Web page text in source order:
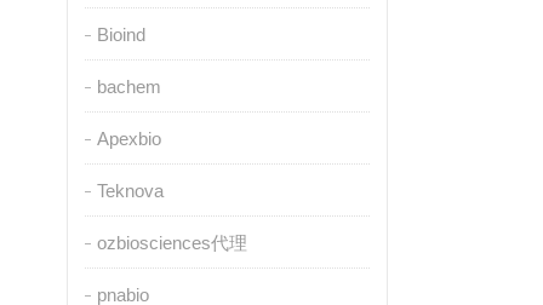
Bioind
bachem
Apexbio
Teknova
ozbiosciences代理
pnabio